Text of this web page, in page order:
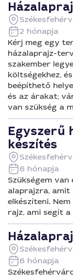
2 hónapja
Kérj meg egy
házalaprajz-
szakember
költségekhez,
beépíthető
és az árakat;
van szükség a
Egyszerű
készítés
6 hónapja
Szükségem
alaprajzra,
elkészíteni.
rajz, ami segít a
6 hónapja